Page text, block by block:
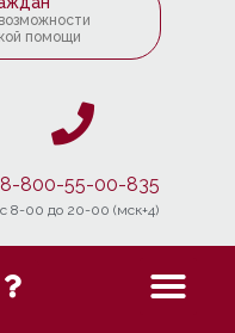
помощи
8-800-55-00-835
c 8-00 до 20-00 (мск+4)